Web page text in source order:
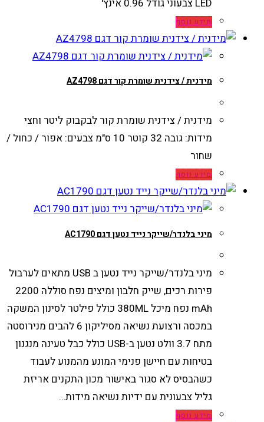
LED צבעוני גודל 0.96 אינץ'
מידע נוסף
מידנית / צידנית שומרת קור דגם AZ4798
מידנית / צידנית שומרת קור לבקבוק ליטר וחצי
מידות: גובה 32 קוטר 10 ס"מ צבעים: אפור / כחול /
שחור
מידע נוסף
מיני בלנדר/שייקר נייד נטען דגם AC1790
מיני בלנדר/שייקר נייד נטען ב USB מתאים לערבול
פירות רכים, שייק חלבון ומיצים נפח סוללה 2200
mAh נפח מיכל 380ML כולל פילטר לסינון המשקה
במכסה ורצועת נשיאה מסיליקון 6 להבים מנירוסטה
מתח 3.7 וולט נטען ב-USB כולל כבל טעינה מנגנון
בטיחות עם חיישן פנימי המונע מהמנוע לעבוד
כשהבסיס לא סגור באישור מכון התקנים אריזת
גליל צבעונית עם ידיות נשיאה מידות…
מידע נוסף